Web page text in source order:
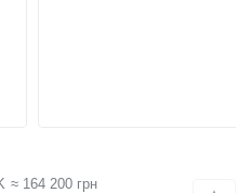
≈ 164 200 грн